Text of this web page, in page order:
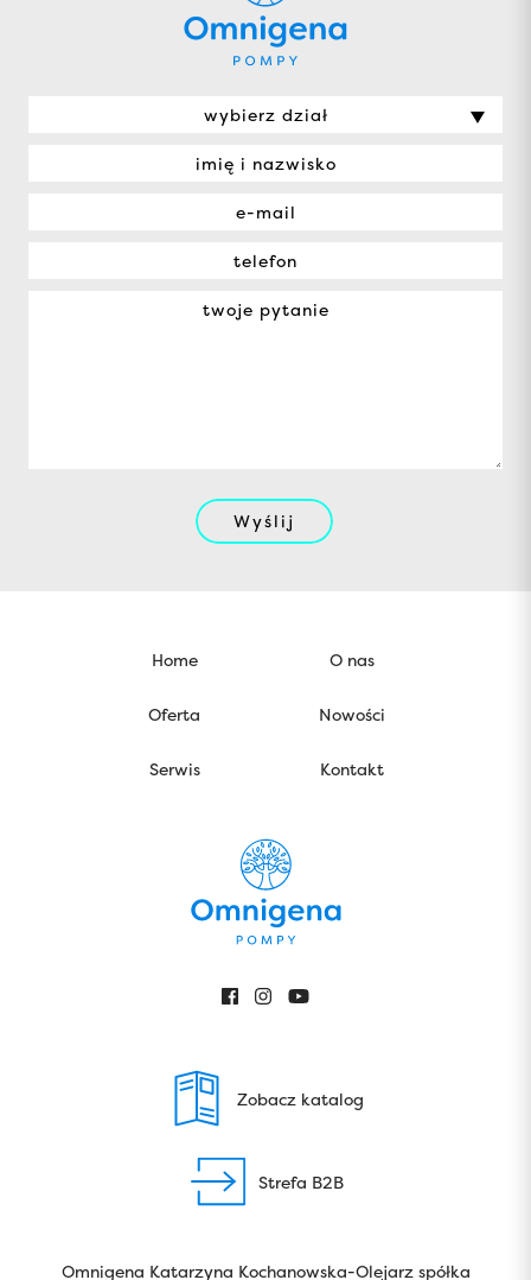
wybierz dział
Wyślij
Home O nas
Oferta Nowości
Serwis Kontakt
Zobacz katalog
Strefa B2B
Omnigena Katarzyna Kochanowska-Olejarz spółka